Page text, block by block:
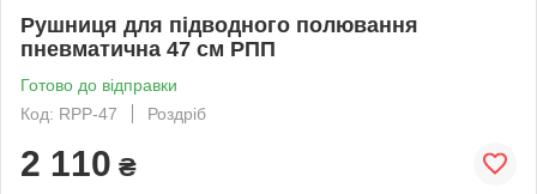
Рушниця для підводного полювання
пневматична 47 см РПП
Готово до відправки
Код: RPP-47
Роздріб
2 110 ₴